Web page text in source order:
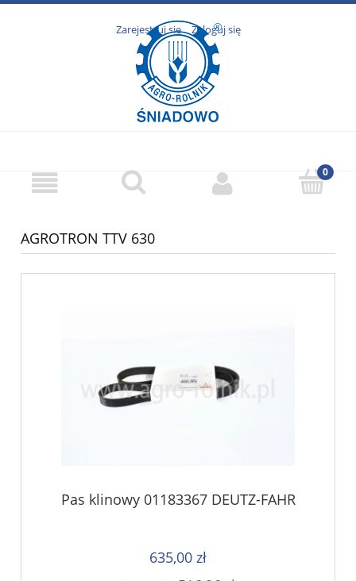
Zarejestruj się Zaloguj się
AGROTRON TTV 630
Pas klinowy 01183367 DEUTZ-FAHR
635,00 zł